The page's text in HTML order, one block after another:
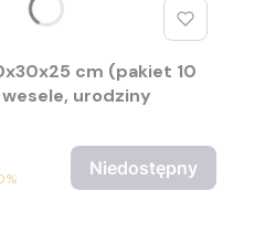
cm (pakiet 10
urodziny
Niedostępny